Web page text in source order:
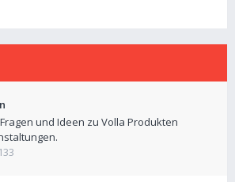
und Ideen zu Volla Produkten
133